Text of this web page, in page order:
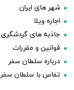
شهر های ایران
اجاره ویلا
جاذبه های گردشگری
قوانین و مقررات
درباره سلطان سفر
تماس با سلطان سفر